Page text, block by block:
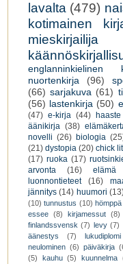
lavalta (479)
kotimainen
mieskirjailija
englanninkielinen
nuortenkirja
(96)
(66) sarjakuva (61)
(56) lastenkirja (50)
(47) e-kirja (44) haaste
äänikirja (38)
novelli (26) biologia
(21) dystopia (20) chick lit
(17) ruoka (17)
arvonta
(16) elämä
luonnontieteet
(16)
jännitys (14) huumori
(10) tunnustus (10) hömppä
essee (8) kirjamessut (8)
finlandssvensk (7) levy (7)
äänestys
(7) lukudiplomi
neulominen (6) päiväkirja
(5)
kauhu (5) kuunnelma